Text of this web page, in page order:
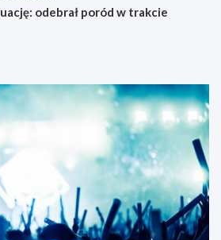
odebrał poród w trakcie